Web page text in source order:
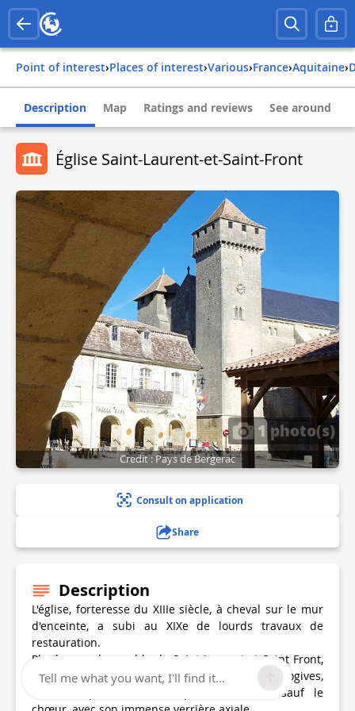
Point of interest› Places of interest› Various› france› aquitaine›
Description Map Ratings and reviews See around
Église Saint-Laurent-et-Saint-Front
1 photo(s)
Credit : Pays de Bergerac
Consult on application
Share
Description
L'église, forteresse du XIIIe siècle, à cheval sur le mur
d'enceinte, a subi au XIXe de lourds travaux de
restauration.
Placée sous le vocable de Saint Laurent et Saint Front,
elle dessine un vaste rectangle de six travées d’ogives,
éclairées par des baies parcimonieuses, sauf le
Tell me what you want, I'll find it...